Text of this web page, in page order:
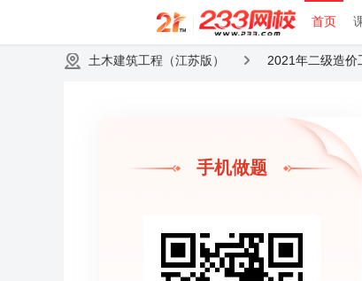
首页
土木建筑工程（江苏版） 2021年二级造价
手机做题